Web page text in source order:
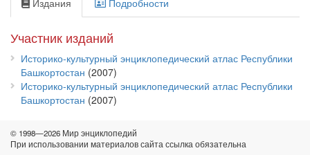
Издания Подробности
Участник изданий
Историко-культурный энциклопедический атлас Республики
Башкортостан (2007)
Историко-культурный энциклопедический атлас Республики
Башкортостан (2007)
© 1998—2026 Мир энциклопедий
При использовании материалов сайта ссылка обязательна